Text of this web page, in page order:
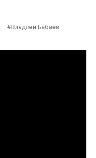
#Владлен Бабаев